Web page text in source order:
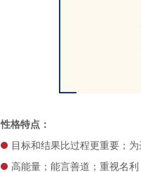
性格特点：
目标和结果比过程更重要；
高能量；能言善道；重视名